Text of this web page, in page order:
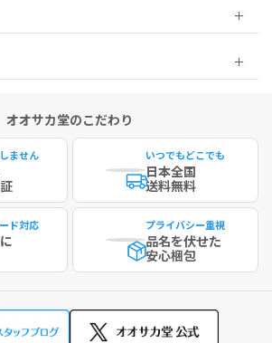
オオサカ堂のこだわり
ません いつでもどこでも
日本全国
送料無料
ド対応 プライバシー重視
品名を伏せた
安心梱包